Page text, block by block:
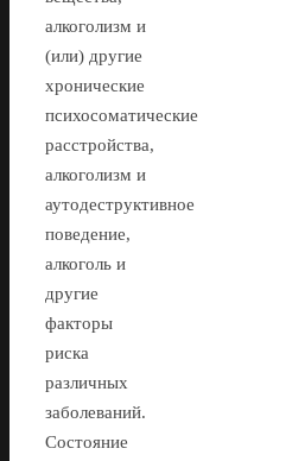
алкоголизм и
(или) другие
хронические
психосоматические
расстройства,
алкоголизм и
аутодеструктивное
поведение,
алкоголь и
другие
факторы
риска
различных
заболеваний.
Состояние